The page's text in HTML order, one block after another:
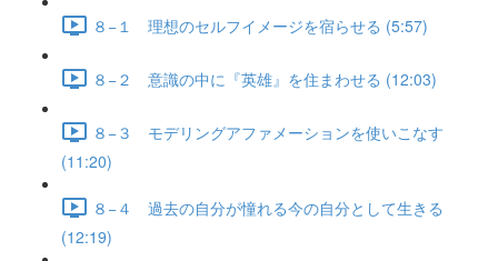
８−１ 理想のセルフイメージを宿らせる (5:57)
８−２ 意識の中に『英雄』を住まわせる (12:03)
８−３ モデリングアファメーションを使いこなす
(11:20)
８−４ 過去の自分が憧れる今の自分として生きる
(12:19)